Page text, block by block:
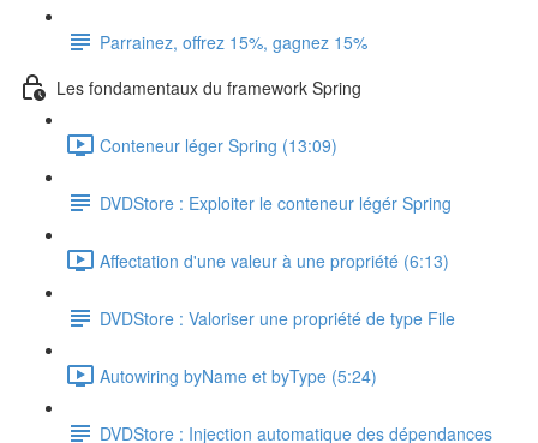
Parrainez, offrez 15%, gagnez 15%
Les fondamentaux du framework Spring
Conteneur léger Spring (13:09)
DVDStore : Exploiter le conteneur légér Spring
Affectation d'une valeur à une propriété (6:13)
DVDStore : Valoriser une propriété de type File
Autowiring byName et byType (5:24)
DVDStore : Injection automatique des dépendances